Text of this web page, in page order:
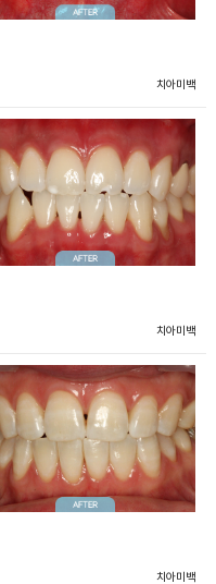
치아미백
치아미백
치아미백